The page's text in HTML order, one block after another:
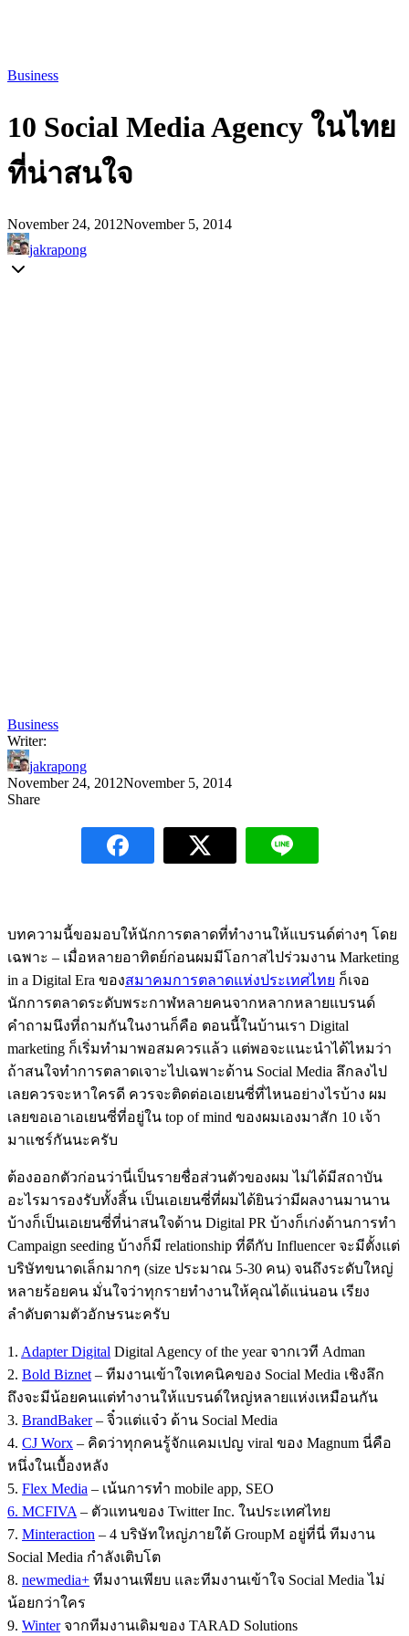
Business
10 Social Media Agency ในไทย
ที่น่าสนใจ
November 24, 2012November 5, 2014
jakrapong
Business
Writer:
jakrapong
November 24, 2012November 5, 2014
Share
บทความนี้ขอมอบให้นักการตลาดที่ทำงานให้แบรนด์ต่างๆ โดย
เฉพาะ – เมื่อหลายอาทิตย์ก่อนผมมีโอกาสไปร่วมงาน Marketing
in a Digital Era ของสมาคมการตลาดแห่งประเทศไทย ก็เจอ
นักการตลาดระดับพระกาฬหลายคนจากหลากหลายแบรนด์
คำถามนึงที่ถามกันในงานก็คือ ตอนนี้ในบ้านเรา Digital
marketing ก็เริ่มทำมาพอสมควรแล้ว แต่พอจะแนะนำได้ไหมว่า
ถ้าสนใจทำการตลาดเจาะไปเฉพาะด้าน Social Media ลึกลงไป
เลยควรจะหาใครดี ควรจะติดต่อเอเยนซี่ที่ไหนอย่างไรบ้าง ผม
เลยขอเอาเอเยนซี่ที่อยู่ใน top of mind ของผมเองมาสัก 10 เจ้า
มาแชร์กันนะครับ
ต้องออกตัวก่อนว่านี่เป็นรายชื่อส่วนตัวของผม ไม่ได้มีสถาบัน
อะไรมารองรับทั้งสิ้น เป็นเอเยนซี่ที่ผมได้ยินว่ามีผลงานมานาน
บ้างก็เป็นเอเยนซี่ที่น่าสนใจด้าน Digital PR บ้างก็เก่งด้านการทำ
Campaign seeding บ้างก็มี relationship ที่ดีกับ Influencer จะมีตั้งแต่
บริษัทขนาดเล็กมากๆ (size ประมาณ 5-30 คน) จนถึงระดับใหญ่
หลายร้อยคน มั่นใจว่าทุกรายทำงานให้คุณได้แน่นอน เรียง
ลำดับตามตัวอักษรนะครับ
1. Adapter Digital Digital Agency of the year จากเวที Adman
2. Bold Biznet – ทีมงานเข้าใจเทคนิคของ Social Media เชิงลึก
ถึงจะมีน้อยคนแต่ทำงานให้แบรนด์ใหญ่หลายแห่งเหมือนกัน
3. BrandBaker– จิ๋วแต่แจ๋ว ด้าน Social Media
4. CJ Worx – คิดว่าทุกคนรู้จักแคมเปญ viral ของ Magnum นี่คือ
หนึ่งในเบื้องหลัง
5. Flex Media – เน้นการทำ mobile app, SEO
6. MCFIVA – ตัวแทนของ Twitter Inc. ในประเทศไทย
7. Minteraction – 4 บริษัทใหญ่ภายใต้ GroupM อยู่ที่นี่ ทีมงาน
Social Media กำลังเติบโต
8. newmedia+ ทีมงานเพียบ และทีมงานเข้าใจ Social Media ไม่
น้อยกว่าใคร
9. Winterจากทีมงานเดิมของ TARAD Solutions